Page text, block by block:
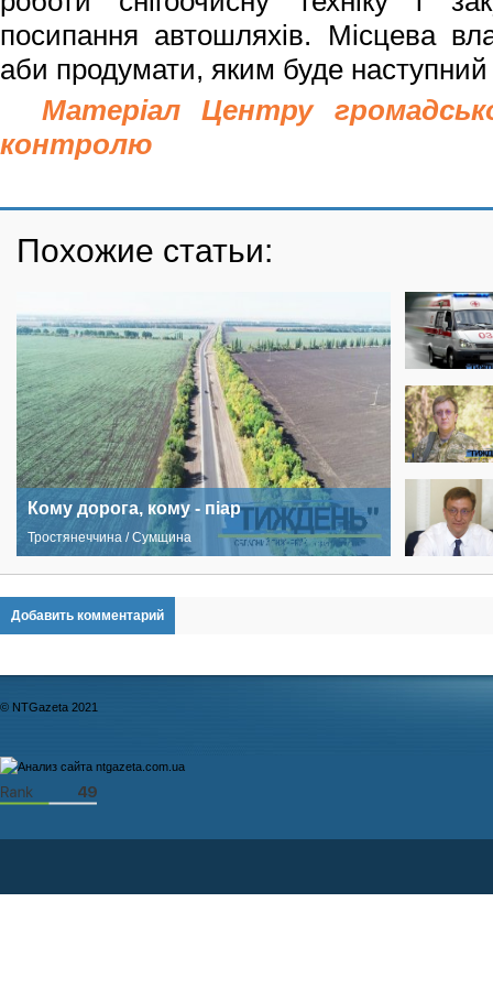
посипання автошляхів. Місцева
аби продумати, яким буде
Матеріал Центру
контролю
Похожие статьи:
Кому дорога, кому - піар
Тростянеччина / Сумщина
Добавить комментарий
© NTGazeta 2021